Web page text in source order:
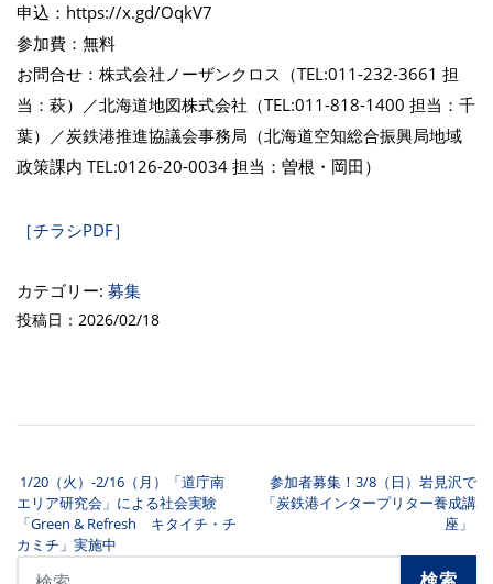
申込：https://x.gd/OqkV7
参加費：無料
お問合せ：株式会社ノーザンクロス（TEL:011-232-3661 担
当：萩）／北海道地図株式会社（TEL:011-818-1400 担当：千
葉）／炭鉄港推進協議会事務局（北海道空知総合振興局地域
政策課内 TEL:0126-20-0034 担当：曽根・岡田）
［チラシPDF］
カテゴリー: 募集
投稿日：2026/02/18
投稿ナビゲーション
1/20（火）-2/16（月）「道庁南
エリア研究会」による社会実験
「Green & Refresh キタイチ・チ
カミチ」実施中
参加者募集！3/8（日）岩見沢で
「炭鉄港インタープリター養成講
座」